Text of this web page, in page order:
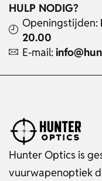
HULP NODIG?
Openingstijden:
20.00
E-mail:
Hunter Optics is
vuurwapenoptiek